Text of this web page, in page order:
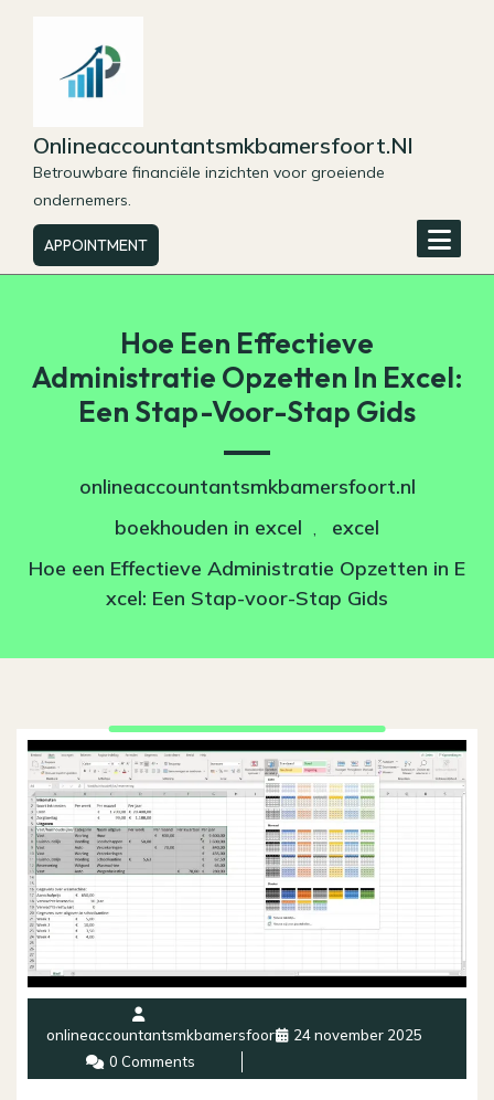
Onlineaccountantsmkbamersfoort.nl
Betrouwbare financiële inzichten voor groeiende
ondernemers.
APPOINTMENT
Hoe Een Effectieve
Administratie Opzetten In Excel:
Een Stap-Voor-Stap Gids
onlineaccountantsmkbamersfoort.nl
boekhouden in excel ,
excel
Hoe een Effectieve Administratie Opzetten in E
xcel: Een Stap-voor-Stap Gids
onlineaccountantsmkbamersfoort
24 november 2025
0 Comments